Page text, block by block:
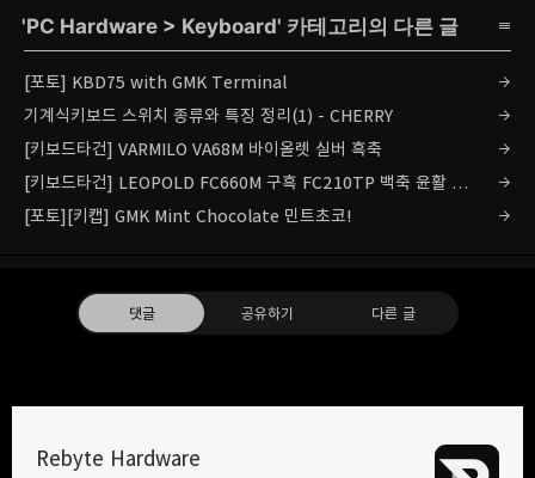
'PC Hardware > Keyboard' 카테고리의 다른 글
[포토] KBD75 with GMK Terminal
기계식키보드 스위치 종류와 특징 정리(1) - CHERRY
[키보드타건] VARMILO VA68M 바이올렛 실버 흑축
[키보드타건] LEOPOLD FC660M 구흑 FC210TP 백축 윤활 알루하우징
[포토][키캡] GMK Mint Chocolate 민트초코!
댓글 공유하기 다른 글
Rebyte Hardware